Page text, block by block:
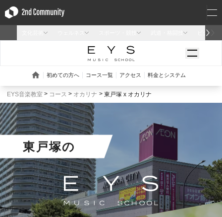
EYS音楽教室 コース オカリナ 東戸塚 x オカリナ
東戸塚の